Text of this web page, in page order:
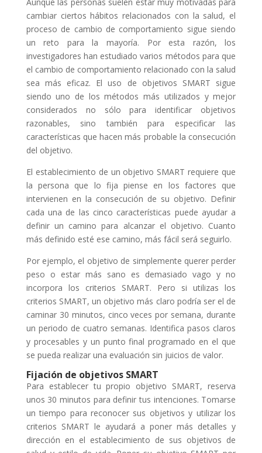
cambiar ciertos hábitos relacionados con la salud, el
proceso de cambio de comportamiento sigue siendo
un reto para la mayoría. Por esta razón, los
investigadores han estudiado varios métodos para que
el cambio de comportamiento relacionado con la salud
sea más eficaz. El uso de objetivos SMART sigue
siendo uno de los métodos más utilizados y mejor
considerados no sólo para identificar objetivos
razonables, sino también para especificar las
características que hacen más probable la consecución
del objetivo.
El establecimiento de un objetivo SMART requiere que
la persona que lo fija piense en los factores que
intervienen en la consecución de su objetivo. Definir
cada una de las cinco características puede ayudar a
definir un camino para alcanzar el objetivo. Cuanto
más definido esté ese camino, más fácil será seguirlo.
Por ejemplo, el objetivo de simplemente querer perder
peso o estar más sano es demasiado vago y no
incorpora los criterios SMART. Pero si utilizas los
criterios SMART, un objetivo más claro podría ser el de
caminar 30 minutos, cinco veces por semana, durante
un periodo de cuatro semanas. Identifica pasos claros
y procesables y un punto final programado en el que
se pueda realizar una evaluación sin juicios de valor.
Fijación de objetivos SMART
Para establecer tu propio objetivo SMART, reserva
unos 30 minutos para definir tus intenciones. Tomarse
un tiempo para reconocer sus objetivos y utilizar los
criterios SMART le ayudará a poner más detalles y
dirección en el establecimiento de sus objetivos de